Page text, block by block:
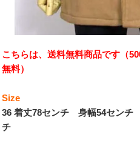
こちらは、送料無料商品です（
無料）
Size
36 着丈78センチ 身幅54セン
チ